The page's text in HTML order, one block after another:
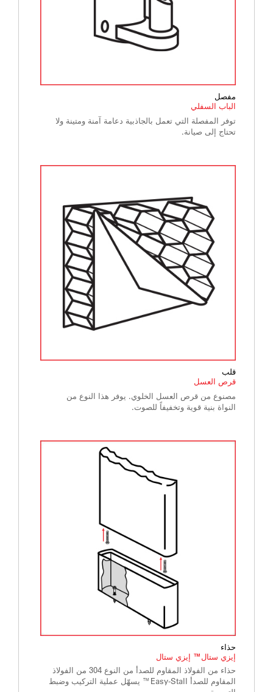
مفصل
الباب السفلي
توفر المفصلة التي تعمل بالجاذبية دعامة آمنة ومتينة ولا
تحتاج إلى صيانة.
قلب
قرص العسل
مصنوع من قرص العسل الخلوي. يوفر هذا النوع من
النواة بنية قوية وتخفيفاً للصوت.
حذاء
إيزي ستال™ إيزي ستال
حذاء من الفولاذ المقاوم للصدأ من النوع 304 من الفولاذ
المقاوم للصدأ Easy-Stall™ يسهّل عملية التركيب وضبط